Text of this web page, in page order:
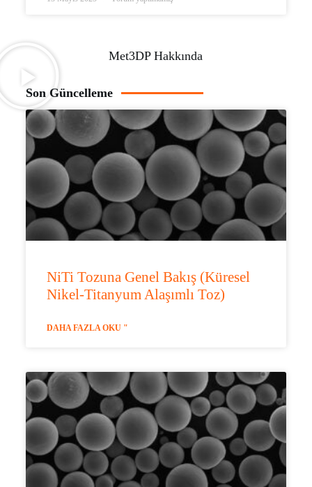
Met3DP Hakkında
Son Güncelleme
NiTi Tozuna Genel Bakış (Küresel
Nikel-Titanyum Alaşımlı Toz)
DAHA FAZLA OKU "